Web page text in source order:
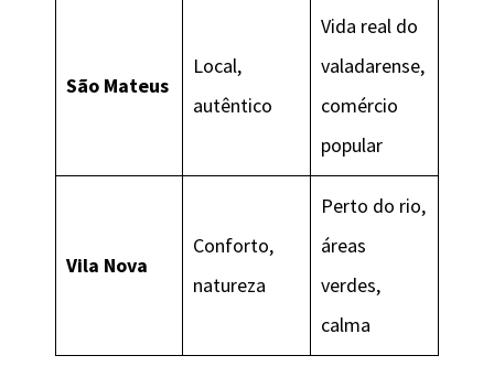
São Mateus
Local,
autêntico
Vida real do
valadarense,
comércio
popular
Vila Nova
Conforto,
natureza
Perto do rio,
áreas
verdes,
calma